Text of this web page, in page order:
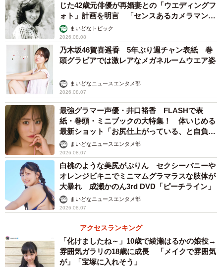
口」（30代その他）といった内容も見られました。
4/14
芸能人や有名人に誹謗中傷を投稿した動機（提供画像）
さらに、「芸能人や有名人に誹謗中傷を投稿した動機」を
複数回答で答えてもらったところ、「正当な批判・論評だ
と思ったから（誹謗中傷と認識していなかった）」
（60.4%）、「その人物が事件、不祥事を起こしたから」
（41.7%）などが上位を占め、投稿した当時には正当なも
のだと認識していた実態が浮き彫りになりました。
じた42歳元俳優が再婚妻との「ウエディングフ
ォト」計画を明言 「センスあるカメラマン求
む」まいどなトピック
2026.08.08
乃木坂46賀喜遥香 5年ぶり週チャン表紙 巻
頭グラビアでは激レアなメガネルームウエア姿
まいどなニュースエンタメ部
2026.08.07
最強グラマー声優・井口裕香 FLASHで表
紙・巻頭・ミニブックの大特集！ 体いじめる
最新ショット「お尻仕上がっている、と自負し
ています」「いくつになっても理想の身体でい
たい」
まいどなニュースエンタメ部
2026.08.07
白桃のような美尻がぷりん セクシーバニーや
オレンジビキニでミニマムグラマラスな肢体が
大暴れ 成瀬かのん3rd DVD「ピーチライン」
まいどなニュースエンタメ部
2026.08.07
アクセスランキング
「化けましたね～」10歳で綾瀬はるかの娘役→
雰囲気ガラリの18歳に成長 「メイクで雰囲気
が」「宝塚に入れそう」